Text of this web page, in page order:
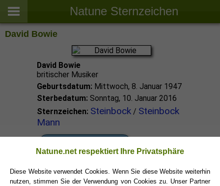
Natune Sternzeichen
David Bowie
David Bowie
britischer Musiker
Geburtsdatum: Mittwoch, 8. Januar 1947
Sterbedatum: Sonntag, 10. Januar 2016
Sternzeichen: Steinbock/ Steinbock
Mann
Steinbock Sternzeichen
Natune.net respektiert Ihre Privatsphäre
Diese Website verwendet Cookies. Wenn Sie diese Website weiterhin
nutzen, stimmen Sie der Verwendung von Cookies zu. Unser Partner